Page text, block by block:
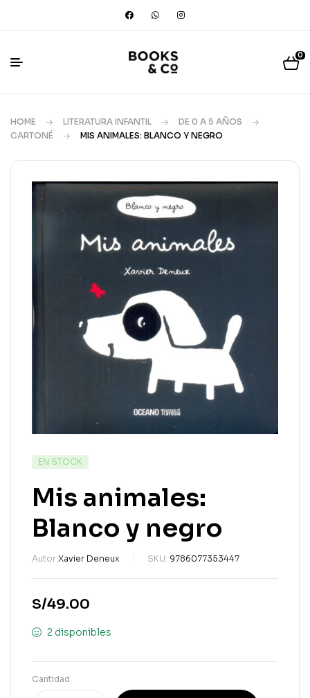
0
HOME LITERATURA INFANTIL
DE 0 A 5 AÑOS
CARTONÉ
MIS ANIMALES: BLANCO Y NEGRO
EN STOCK
Mis animales:
Blanco y negro
Autor:Xavier Deneux SKU: 9786077353447
S/49.00
2 disponibles
Cantidad